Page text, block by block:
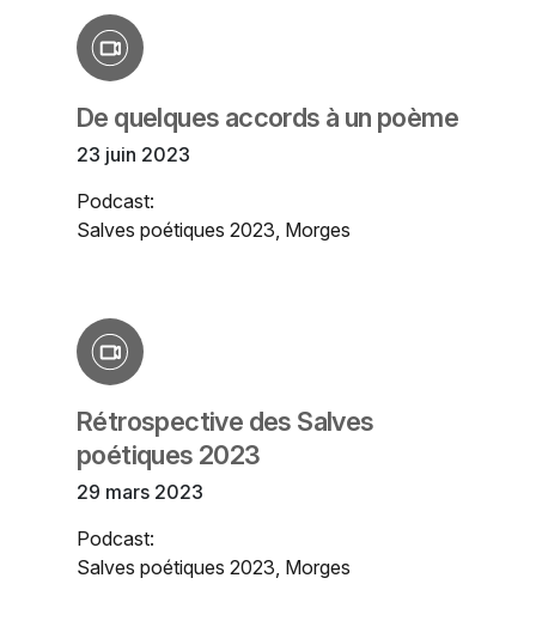
De quelques accords à un poème
23 juin 2023
Podcast:
Salves poétiques 2023, Morges
Rétrospective des Salves
poétiques 2023
29 mars 2023
Podcast:
Salves poétiques 2023, Morges